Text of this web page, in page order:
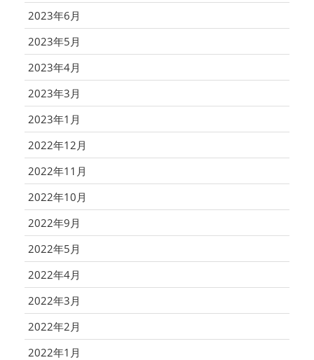
2023年6月
2023年5月
2023年4月
2023年3月
2023年1月
2022年12月
2022年11月
2022年10月
2022年9月
2022年5月
2022年4月
2022年3月
2022年2月
2022年1月